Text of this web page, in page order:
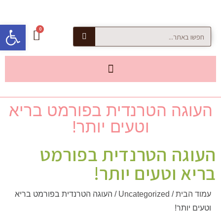
העוגה הטרנדית בפורמט בריא
וטעים יותר!
העוגה הטרנדית בפורמט
בריא וטעים יותר!
עמוד הבית/
Uncategorized / העוגה הטרנדית בפורמט בריא
וטעים יותר!
פתח